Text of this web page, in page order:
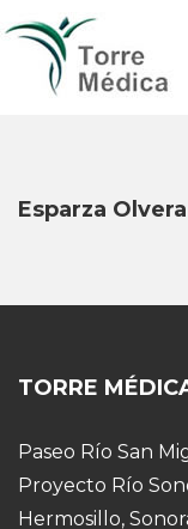
Esparza
TORRE
Paseo Río San
Proyecto Río
Hermosillo,